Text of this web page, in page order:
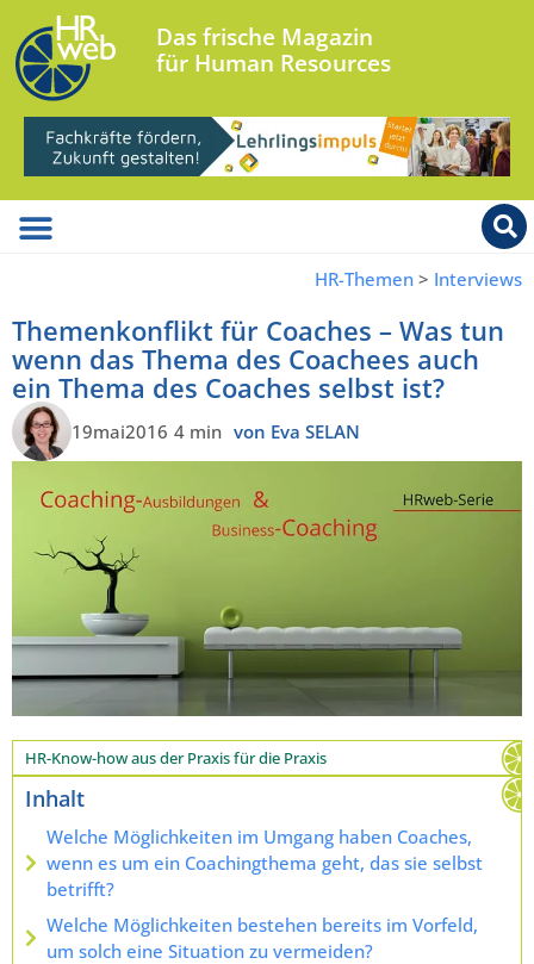
Das frische Magazin
für Human Resources
HR-Themen > Interviews
Themenkonflikt für Coaches – Was tun
wenn das Thema des Coachees auch
ein Thema des Coaches selbst ist?
19mai2016 4 min von Eva SELAN
HR-Know-how aus der Praxis für die Praxis
Inhalt
Welche Möglichkeiten im Umgang haben Coaches,
wenn es um ein Coachingthema geht, das sie selbst
betrifft?
Welche Möglichkeiten bestehen bereits im Vorfeld,
um solch eine Situation zu vermeiden?